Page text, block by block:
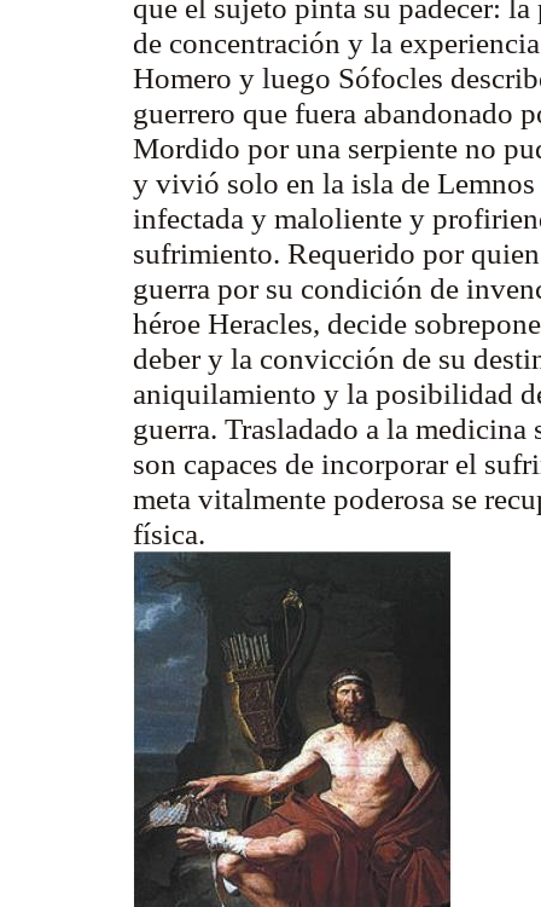
que el sujeto pinta su padecer:
de concentración y la
Homero y luego Sófocles
guerrero que fuera abandonado
Mordido por una serpiente no
y vivió solo en la isla de
infectada y maloliente y
sufrimiento. Requerido por
guerra por su condición de
héroe Heracles, decide
deber y la convicción de su
aniquilamiento y la posibilidad
guerra. Trasladado a la
son capaces de incorporar el
meta vitalmente poderosa se
física.